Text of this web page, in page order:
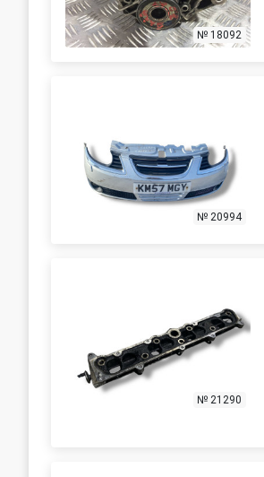
№ 18092
№ 20994
№ 21290